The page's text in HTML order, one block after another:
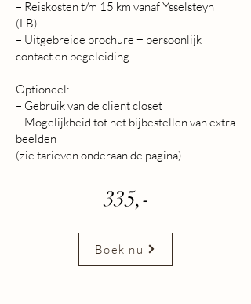
– Reiskosten t/m 15 km vanaf Ysselsteyn
(LB)
– Uitgebreide brochure + persoonlijk
contact en begeleiding
Optioneel:
– Gebruik van de client closet
– Mogelijkheid tot het bijbestellen van extra
beelden
(zie tarieven onderaan de pagina)
335,-
Boek nu